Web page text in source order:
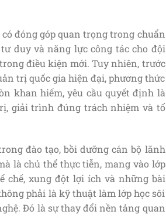
đóng góp quan trọng trong chuẩn
duy và năng lực công tác cho đội
điều kiện mới. Tuy nhiên, trước
trị quốc gia hiện đại, phương thức
khan hiếm, yêu cầu quyết định là
giải trình đúng trách nhiệm và tổ
đào tạo, bồi dưỡng cán bộ lãnh
là chủ thể thực tiễn, mang vào lớp
chế, xung đột lợi ích và những bài
phải là kỹ thuật làm lớp học sôi
Đó là sự thay đổi nền tảng quan